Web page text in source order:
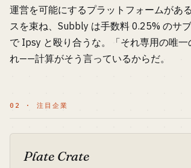
運営を可能にするプラットフォームがあ
スを束ね、Subbly は手数料 0.25% のサ
で Ipsy と殴り合うな。「それ専用の唯
れ——計算がそう言っているからだ。
02 · 注目企業
Plate Crate